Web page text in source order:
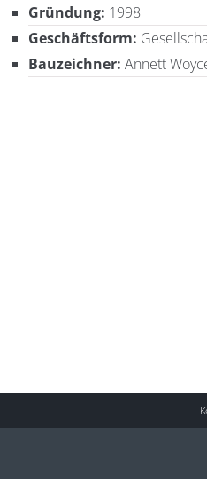
Gründung: 1998
Geschäftsform:
Bauzeichner: Annett